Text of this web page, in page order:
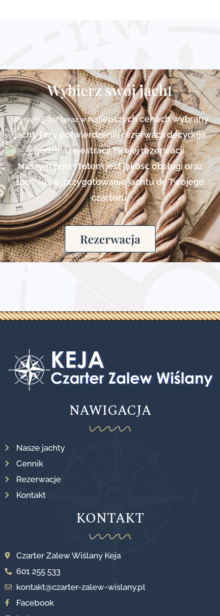
Wybierz swój jacht
Wynajmij już teraz wnajlepszych cenachwybrany
jacht. Przy potwierdzeniu rezerwacji decyduje
godzina rejestracji Twojej rezerwacji.
Naszym priorytetem jest jakość obsługi oraz
100%-owe przygotowanie jachtu do Twojego
czarteru.
Rezerwacja
NAWIGACJA
Nasze jachty
Cennik
Rezerwacje
Kontakt
KONTAKT
Czarter Zalew Wiślany Keja
601 255 533
kontakt@czarter-zalew-wislany.pl
Facebook